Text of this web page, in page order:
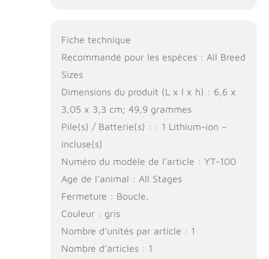
Fiche technique
Recommandé pour les espèces : All Breed
Sizes
Dimensions du produit (L x l x h) : 6,6 x
3,05 x 3,3 cm; 49,9 grammes
Pile(s) / Batterie(s) : : 1 Lithium-ion –
incluse(s)
Numéro du modèle de l’article : YT-100
Age de l’animal : All Stages
Fermeture : Boucle.
Couleur : gris
Nombre d’unités par article : 1
Nombre d’articles : 1